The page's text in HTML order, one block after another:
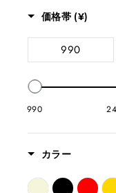
コインペンダント
喜平
財布
価格帯 (¥)
990
カラー